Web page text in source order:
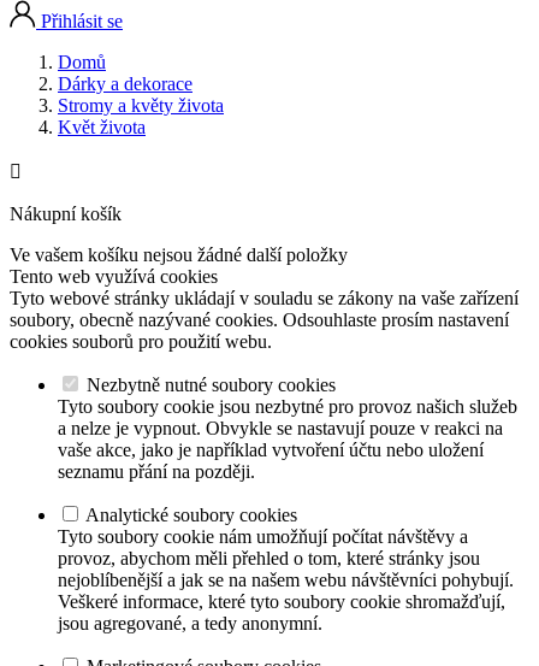
Přihlásit se
Domů
Dárky a dekorace
Stromy a květy života
Květ života

Nákupní košík
Ve vašem košíku nejsou žádné další položky
Tento web využívá cookies
Tyto webové stránky ukládají v souladu se zákony na vaše zařízení
soubory, obecně nazývané cookies. Odsouhlaste prosím nastavení
cookies souborů pro použití webu.
Nezbytně nutné soubory cookies
Tyto soubory cookie jsou nezbytné pro provoz našich služeb
a nelze je vypnout. Obvykle se nastavují pouze v reakci na
vaše akce, jako je například vytvoření účtu nebo uložení
seznamu přání na později.
Analytické soubory cookies
Tyto soubory cookie nám umožňují počítat návštěvy a
provoz, abychom měli přehled o tom, které stránky jsou
nejoblíbenější a jak se na našem webu návštěvníci pohybují.
Veškeré informace, které tyto soubory cookie shromažďují,
jsou agregované, a tedy anonymní.